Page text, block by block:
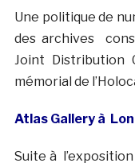
Une politique de
des archives
Joint
mémorial de
Atlas Gallery à
Suite à